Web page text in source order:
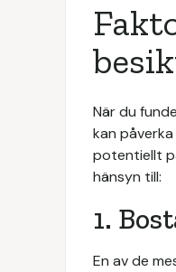
När du
kan
potentiellt
hänsyn till:
1.
En av de